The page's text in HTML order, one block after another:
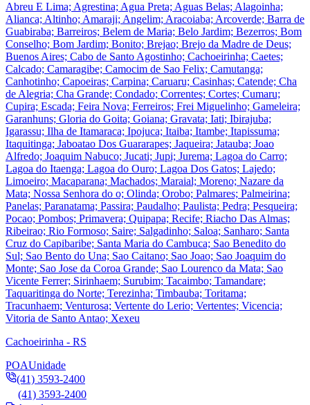
Abreu E Lima; Agrestina; Agua Preta; Aguas Belas; Alagoinha;
Alianca; Altinho; Amaraji; Angelim; Aracoiaba; Arcoverde; Barra de
Guabiraba; Barreiros; Belem de Maria; Belo Jardim; Bezerros; Bom
Conselho; Bom Jardim; Bonito; Brejao; Brejo da Madre de Deus;
Buenos Aires; Cabo de Santo Agostinho; Cachoeirinha; Caetes;
Calcado; Camaragibe; Camocim de Sao Felix; Camutanga;
Canhotinho; Capoeiras; Carpina; Caruaru; Casinhas; Catende; Cha
de Alegria; Cha Grande; Condado; Correntes; Cortes; Cumaru;
Cupira; Escada; Feira Nova; Ferreiros; Frei Miguelinho; Gameleira;
Garanhuns; Gloria do Goita; Goiana; Gravata; Iati; Ibirajuba;
Igarassu; Ilha de Itamaraca; Ipojuca; Itaiba; Itambe; Itapissuma;
Itaquitinga; Jaboatao Dos Guararapes; Jaqueira; Jatauba; Joao
Alfredo; Joaquim Nabuco; Jucati; Jupi; Jurema; Lagoa do Carro;
Lagoa do Itaenga; Lagoa do Ouro; Lagoa Dos Gatos; Lajedo;
Limoeiro; Macaparana; Machados; Maraial; Moreno; Nazare da
Mata; Nossa Senhora do o; Olinda; Orobo; Palmares; Palmeirina;
Panelas; Paranatama; Passira; Paudalho; Paulista; Pedra; Pesqueira;
Pocao; Pombos; Primavera; Quipapa; Recife; Riacho Das Almas;
Ribeirao; Rio Formoso; Saire; Salgadinho; Saloa; Sanharo; Santa
Cruz do Capibaribe; Santa Maria do Cambuca; Sao Benedito do
Sul; Sao Bento do Una; Sao Caitano; Sao Joao; Sao Joaquim do
Monte; Sao Jose da Coroa Grande; Sao Lourenco da Mata; Sao
Vicente Ferrer; Sirinhaem; Surubim; Tacaimbo; Tamandare;
Taquaritinga do Norte; Terezinha; Timbauba; Toritama;
Tracunhaem; Venturosa; Vertente do Lerio; Vertentes; Vicencia;
Vitoria de Santo Antao; Xexeu
Cachoeirinha - RS
POAUnidade
(41) 3593-2400
(41) 3593-2400